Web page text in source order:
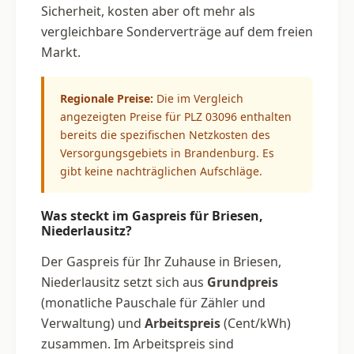
Sicherheit, kosten aber oft mehr als
vergleichbare Sonderverträge auf dem freien
Markt.
Regionale Preise: Die im Vergleich
angezeigten Preise für PLZ 03096 enthalten
bereits die spezifischen Netzkosten des
Versorgungsgebiets in Brandenburg. Es
gibt keine nachträglichen Aufschläge.
Was steckt im Gaspreis für Briesen,
Niederlausitz?
Der Gaspreis für Ihr Zuhause in Briesen,
Niederlausitz setzt sich aus Grundpreis
(monatliche Pauschale für Zähler und
Verwaltung) und Arbeitspreis(Cent/kWh)
zusammen. Im Arbeitspreis sind